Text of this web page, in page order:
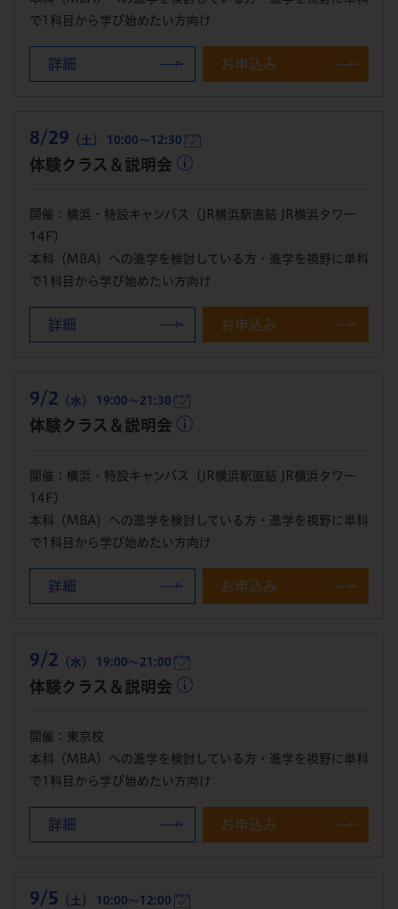
で1科目から学び始めたい方向け
詳細 お申込み
8/29 （土） 10:00～12:30
体験クラス＆説明会
開催：横浜・特設キャンパス（JR横浜駅直結 JR横浜タワー
14F）
本科（MBA）への進学を検討している方・進学を視野に単科
で1科目から学び始めたい方向け
詳細 お申込み
9/2 （水） 19:00～21:30
体験クラス＆説明会
開催：横浜・特設キャンパス（JR横浜駅直結 JR横浜タワー
14F）
本科（MBA）への進学を検討している方・進学を視野に単科
で1科目から学び始めたい方向け
詳細 お申込み
9/2 （水） 19:00～21:00
体験クラス＆説明会
開催：東京校
本科（MBA）への進学を検討している方・進学を視野に単科
で1科目から学び始めたい方向け
詳細 お申込み
9/5 （土） 10:00～12:00